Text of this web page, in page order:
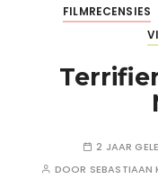
FILMRECENSIES
2 JAAR
DOOR SEBASTIAAN